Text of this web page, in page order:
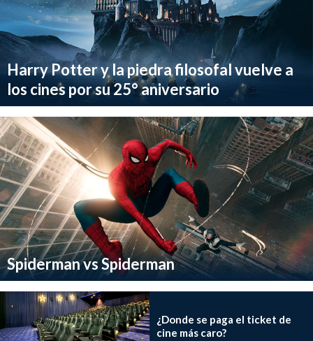
Harry Potter y la piedra filosofal vuelve a
los cines por su 25° aniversario
Spiderman vs Spiderman
¿Donde se paga el ticket de
cine más caro?